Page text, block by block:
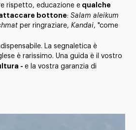
rispetto, educazione e qualche
bottone:Salam aleikum
per ringraziare,Kandai, "come
La segnaletica è
è rarissimo. Una guida è il vostro
-e la vostra garanzia di